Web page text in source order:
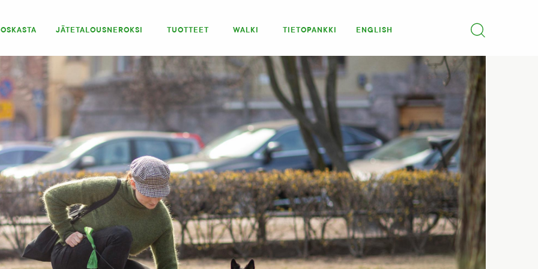
JÄTETALOUSNEROKSI TUOTTEET WALKI TIETOPANKKI ENGLISH